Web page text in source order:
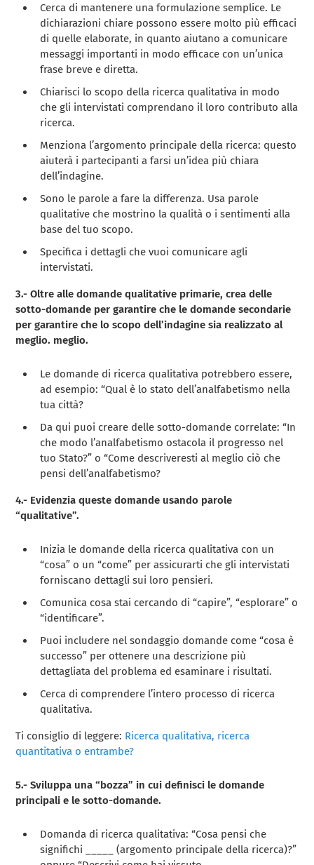
Cerca di mantenere una formulazione semplice. Le
dichiarazioni chiare possono essere molto più efficaci
di quelle elaborate, in quanto aiutano a comunicare
messaggi importanti in modo efficace con un’unica
frase breve e diretta.
Chiarisci lo scopo della ricerca qualitativa in modo
che gli intervistati comprendano il loro contributo alla
ricerca.
Menziona l’argomento principale della ricerca: questo
aiuterà i partecipanti a farsi un’idea più chiara
dell’indagine.
Sono le parole a fare la differenza. Usa parole
qualitative che mostrino la qualità o i sentimenti alla
base del tuo scopo.
Specifica i dettagli che vuoi comunicare agli
intervistati.
3.- Oltre alle domande qualitative primarie, crea delle
sotto-domande per garantire che ledomande secondarie
per garantire che lo scopo dell’indagine sia realizzato al
meglio. meglio.
Le domande di ricerca qualitativa potrebbero essere,
ad esempio: “Qual è lo stato dell’analfabetismo nella
tua città?
Da qui puoi creare delle sotto-domande correlate: “In
che modo l’analfabetismo ostacola il progresso nel
tuo Stato?” o “Come descriveresti al meglio ciò che
pensi dell’analfabetismo?
4.- Evidenzia queste domande usando parole
“qualitative”.
Inizia le domande della ricerca qualitativa con un
“cosa” o un “come” per assicurarti che gli intervistati
forniscano dettagli sui loro pensieri.
Comunica cosa stai cercando di “capire”, “esplorare” o
“identificare”.
Puoi includere nel sondaggio domande come “cosa è
successo” per ottenere una descrizione più
dettagliata del problema ed esaminare i risultati.
Cerca di comprendere l’intero processo di ricerca
qualitativa.
Ti consiglio di leggere: Ricerca qualitativa, ricerca
quantitativa o entrambe?
5.- Sviluppa una “bozza” in cui definisci le domande
principali e le sotto-domande.
Domanda di ricerca qualitativa: “Cosa pensi che
significhi _____ (argomento principale della ricerca)?”